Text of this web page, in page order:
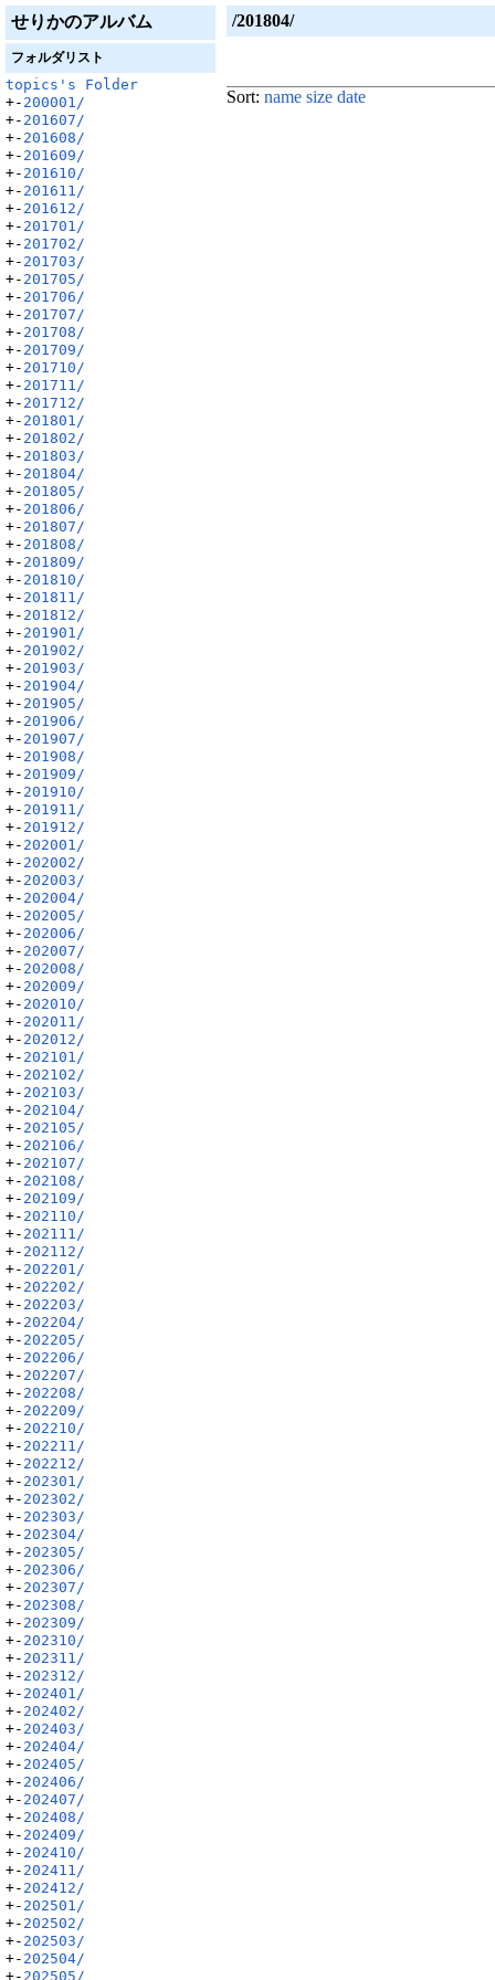
せりかのアルバム
フォルダリスト
topics's Folder
+- 200001/
+- 201607/
+- 201608/
+- 201609/
+- 201610/
+- 201611/
+- 201612/
+- 201701/
+- 201702/
+- 201703/
+- 201705/
+- 201706/
+- 201707/
+- 201708/
+- 201709/
+- 201710/
+- 201711/
+- 201712/
+- 201801/
+- 201802/
+- 201803/
+- 201804/
+- 201805/
+- 201806/
+- 201807/
+- 201808/
+- 201809/
+- 201810/
+- 201811/
+- 201812/
+- 201901/
+- 201902/
+- 201903/
+- 201904/
+- 201905/
+- 201906/
+- 201907/
+- 201908/
+- 201909/
+- 201910/
+- 201911/
+- 201912/
+- 202001/
+- 202002/
+- 202003/
+- 202004/
+- 202005/
+- 202006/
+- 202007/
+- 202008/
+- 202009/
+- 202010/
+- 202011/
+- 202012/
+- 202101/
+- 202102/
+- 202103/
+- 202104/
+- 202105/
+- 202106/
+- 202107/
+- 202108/
+- 202109/
+- 202110/
+- 202111/
+- 202112/
+- 202201/
+- 202202/
+- 202203/
+- 202204/
+- 202205/
+- 202206/
+- 202207/
+- 202208/
+- 202209/
+- 202210/
+- 202211/
+- 202212/
+- 202301/
+- 202302/
+- 202303/
+- 202304/
+- 202305/
+- 202306/
+- 202307/
+- 202308/
+- 202309/
+- 202310/
+- 202311/
+- 202312/
+- 202401/
+- 202402/
+- 202403/
+- 202404/
+- 202405/
+- 202406/
+- 202407/
+- 202408/
+- 202409/
+- 202410/
+- 202411/
+- 202412/
+- 202501/
+- 202502/
+- 202503/
+- 202504/
+- 202505/
/201804/
Sort: name size date